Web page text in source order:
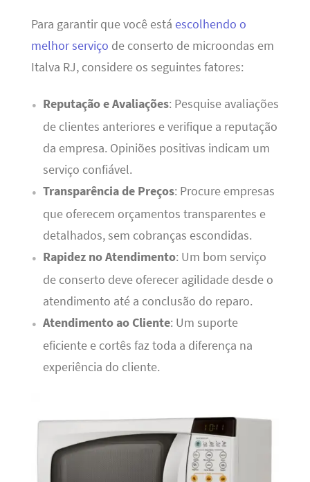
Para garantir que você está escolhendo o
melhor serviço de conserto de microondas em
Italva RJ, considere os seguintes fatores:
Reputação e Avaliações: Pesquise avaliações
de clientes anteriores e verifique a reputação
da empresa. Opiniões positivas indicam um
serviço confiável.
Transparência de Preços: Procure empresas
que oferecem orçamentos transparentes e
detalhados, sem cobranças escondidas.
Rapidez no Atendimento: Um bom serviço
de conserto deve oferecer agilidade desde o
atendimento até a conclusão do reparo.
Atendimento ao Cliente: Um suporte
eficiente e cortês faz toda a diferença na
experiência do cliente.